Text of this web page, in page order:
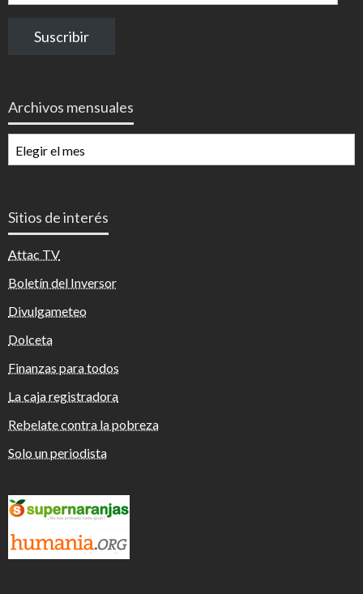
electrónico
Suscribir
Archivos mensuales
mensuales
Sitios de interés
Attac TV
Boletín del Inversor
Divulgameteo
Dolceta
Finanzas para todos
La caja registradora
Rebelate contra la pobreza
Solo un periodista